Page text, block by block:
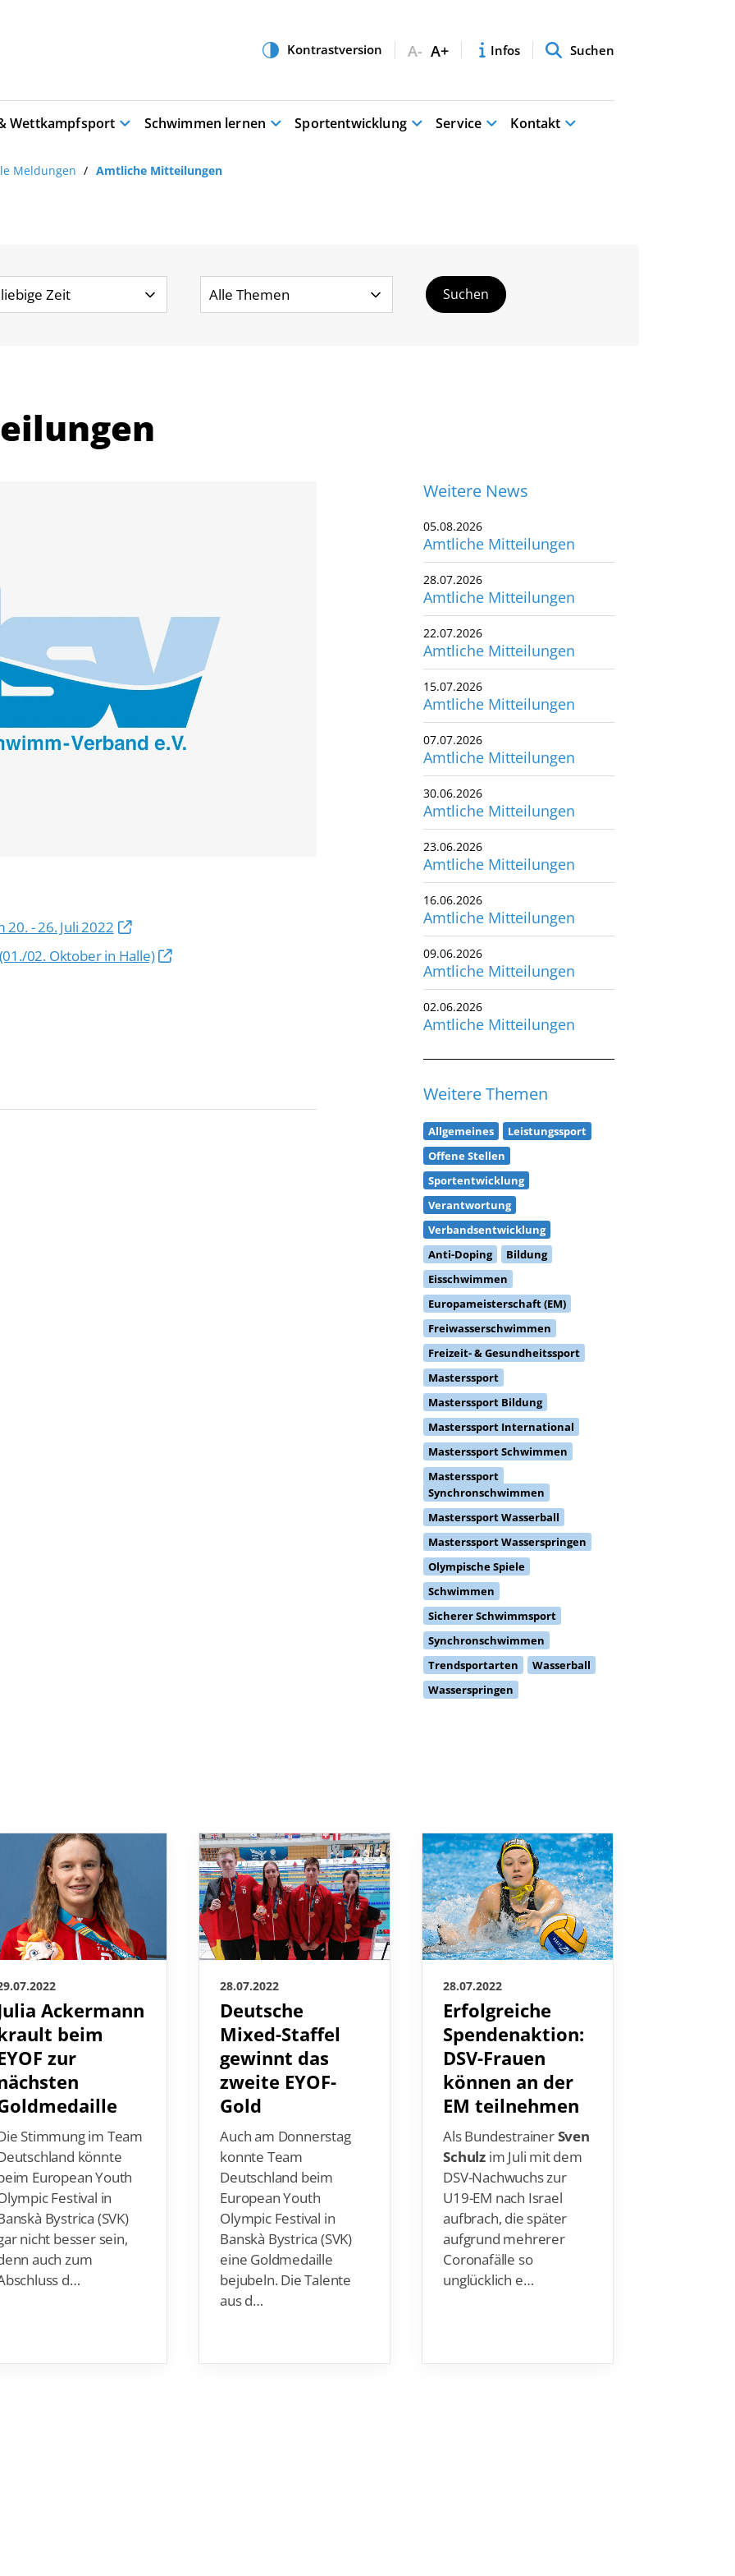
A- A+ Infos Suchen
Wettkampfsport Schwimmen lernen Sportentwicklung Service Kontakt
Meldungen Amtliche Mitteilungen
- 26. Juli 2022
02. Oktober in Halle)
Weitere News
05.08.2026
Amtliche Mitteilungen
28.07.2026
Amtliche Mitteilungen
22.07.2026
Amtliche Mitteilungen
15.07.2026
Amtliche Mitteilungen
07.07.2026
Amtliche Mitteilungen
30.06.2026
Amtliche Mitteilungen
23.06.2026
Amtliche Mitteilungen
16.06.2026
Amtliche Mitteilungen
09.06.2026
Amtliche Mitteilungen
02.06.2026
Amtliche Mitteilungen
Weitere Themen
Allgemeines
Leistungssport
Offene Stellen
Sportentwicklung
Verantwortung
Verbandsentwicklung
Anti-Doping
Bildung
Eisschwimmen
Europameisterschaft (EM)
Freiwasserschwimmen
Freizeit- & Gesundheitssport
Masterssport
Masterssport Bildung
Masterssport International
Masterssport Schwimmen
Masterssport
Synchronschwimmen
Masterssport Wasserball
Masterssport Wasserspringen
Olympische Spiele
Schwimmen
Sicherer Schwimmsport
Synchronschwimmen
Trendsportarten
Wasserball
Wasserspringen
Ackermann
beim
zur
Stimmung im Team
könnte
European Youth
Festival in
Bystrica (SVK)
nicht besser sein,
auch zum
d…
28.07.2022
Deutsche
Mixed-Staffel
gewinnt das
zweite EYOF-
Gold
Auch am Donnerstag
konnte Team
Deutschland beim
European Youth
Olympic Festival in
Banskà Bystrica (SVK)
eine Goldmedaille
bejubeln. Die Talente
aus d…
28.07.2022
Erfolgreiche
Spendenaktion:
DSV-Frauen
können an der
EM teilnehmen
Als BundestrainerSven
Schulz im Juli mit dem
DSV-Nachwuchs zur
U19-EM nach Israel
aufbrach, die später
aufgrund mehrerer
Coronafälle so
unglücklich e…
Abteilungen
Deutscher Schwimm-Verband e.V.
Korbacher Straße 93
D-34132 Kassel
Fax: +49 561 94083-15
info@dsv.de